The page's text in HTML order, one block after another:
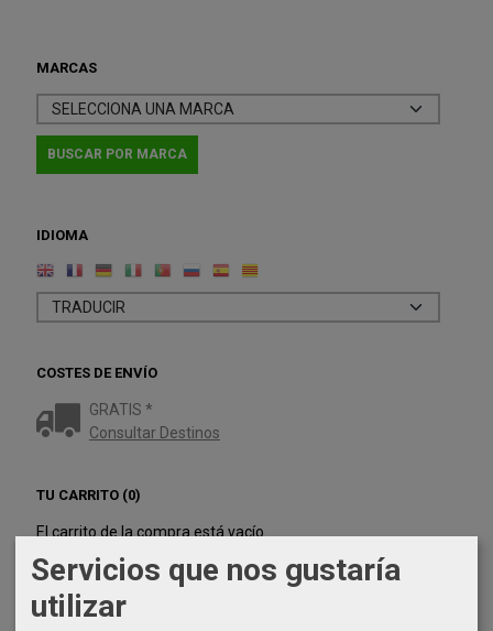
MARCAS
IDIOMA
COSTES DE ENVÍO
GRATIS *
Consultar Destinos
TU CARRITO (0)
El carrito de la compra está vacío
REDES SOCIALES
Servicios que nos gustaría
utilizar